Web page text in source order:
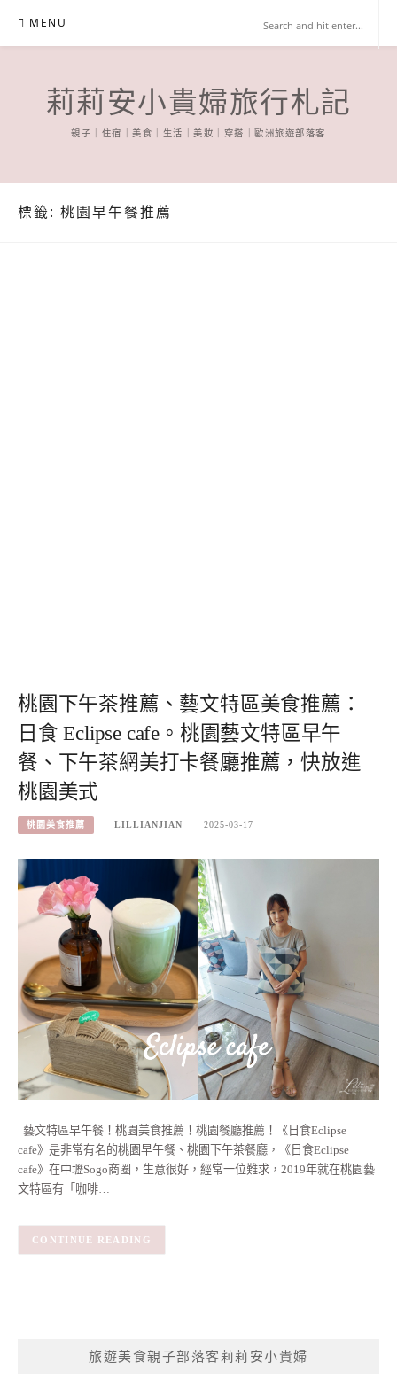
content
MENU
莉莉安小貴婦旅行札記
親子｜住宿｜美食｜生活｜美妝｜穿搭｜歐洲旅遊部落客
標籤: 桃園早午餐推薦
桃園下午茶推薦、藝文特區美食推薦：
日食 Eclipse cafe。桃園藝文特區早午
餐、下午茶網美打卡餐廳推薦，快放進
桃園美式
桃園美食推薦 LILLIANJIAN 2025-03-17
藝文特區早午餐！桃園美食推薦！桃園餐廳推薦！《日食Eclipse
cafe》是非常有名的桃園早午餐、桃園下午茶餐廳，《日食Eclipse
cafe》在中壢Sogo商圈，生意很好，經常一位難求，2019年就在桃園藝
文特區有「咖啡…
CONTINUE READING
旅遊美食親子部落客莉莉安小貴婦